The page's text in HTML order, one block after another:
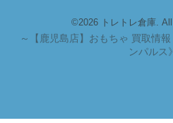
©2026 トレトレ倉庫. All
～
【鹿児島店】おもちゃ 買取情
ンパルス